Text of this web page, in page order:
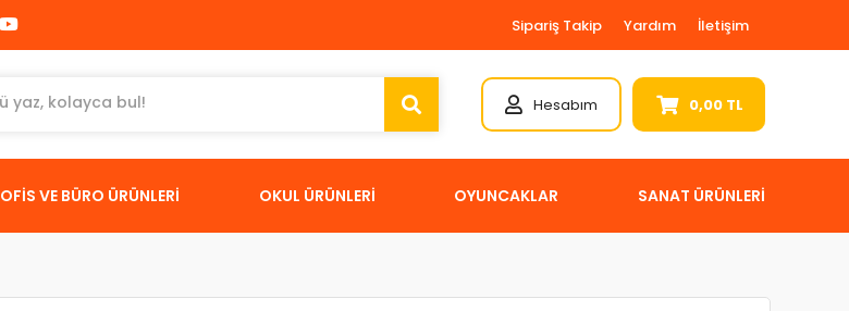
Sipariş Takip Yardım İletişim
Hesabım 0,00 TL
OFİS VE BÜRO ÜRÜNLERİ OKUL ÜRÜNLERİ OYUNCAKLAR SANAT ÜRÜNLERİ